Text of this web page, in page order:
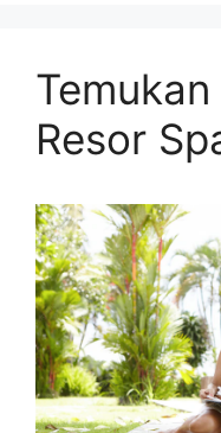
Resor